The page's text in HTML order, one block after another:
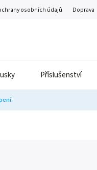
osobních údajů Doprava
Příslušenství